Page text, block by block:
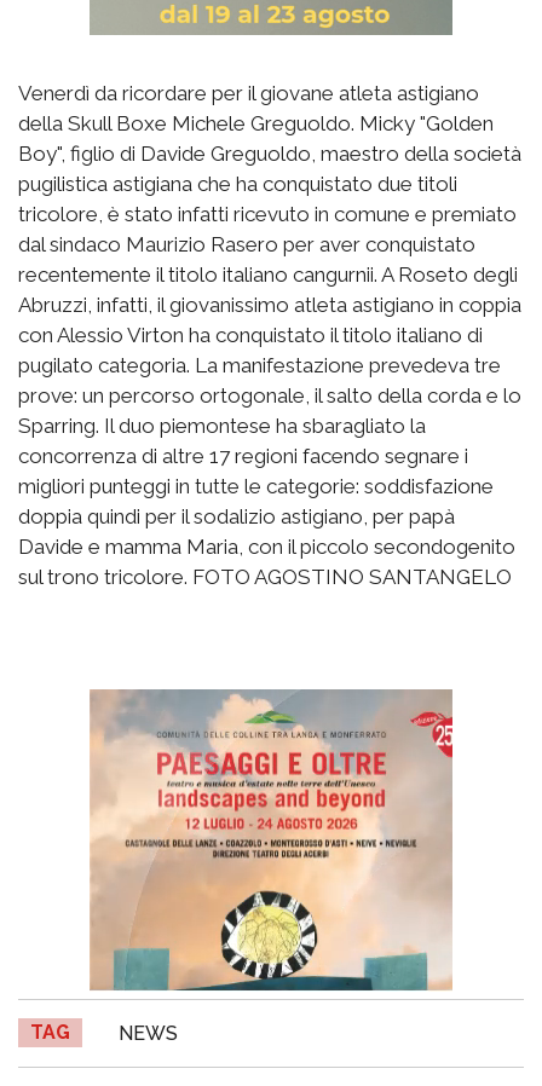
Venerdì da ricordare per il giovane atleta astigiano
della Skull Boxe Michele Greguoldo. Micky "Golden
Boy", figlio di Davide Greguoldo, maestro della società
pugilistica astigiana che ha conquistato due titoli
tricolore, è stato infatti ricevuto in comune e premiato
dal sindaco Maurizio Rasero per aver conquistato
recentemente il titolo italiano cangurnii. A Roseto degli
Abruzzi, infatti, il giovanissimo atleta astigiano in coppia
con Alessio Virton ha conquistato il titolo italiano di
pugilato categoria. La manifestazione prevedeva tre
prove: un percorso ortogonale, il salto della corda e lo
Sparring. Il duo piemontese ha sbaragliato la
concorrenza di altre 17 regioni facendo segnare i
migliori punteggi in tutte le categorie: soddisfazione
doppia quindi per il sodalizio astigiano, per papà
Davide e mamma Maria, con il piccolo secondogenito
sul trono tricolore. FOTO AGOSTINO SANTANGELO
TAG NEWS